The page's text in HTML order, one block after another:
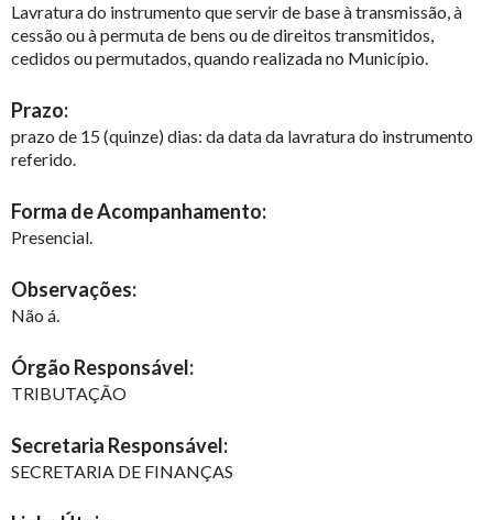
Lavratura do instrumento que servir de base à transmissão, à
cessão ou à permuta de bens ou de direitos transmitidos,
cedidos ou permutados, quando realizada no Município.
Prazo:
prazo de 15 (quinze) dias: da data da lavratura do instrumento
referido.
Forma de Acompanhamento:
Presencial.
Observações:
Não á.
Órgão Responsável:
TRIBUTAÇÃO
Secretaria Responsável:
SECRETARIA DE FINANÇAS